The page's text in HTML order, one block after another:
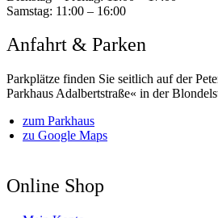
Samstag: 11:00 – 16:00
Anfahrt & Parken
Parkplätze finden Sie seitlich auf der
Parkhaus Adalbertstraße« in der
zum Parkhaus
zu Google Maps
Online Shop